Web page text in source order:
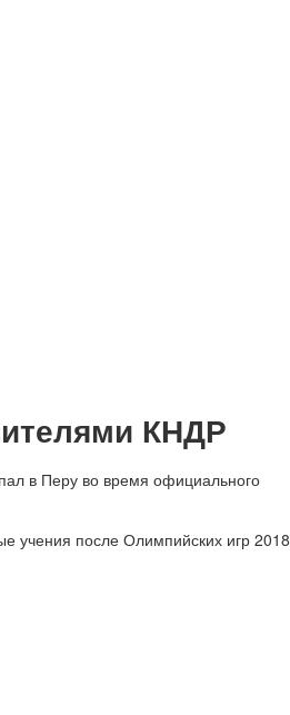
КНДР
в Перу во время официального
учения после Олимпийских игр 2018